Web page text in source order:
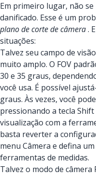
Em primeiro lugar, não
danificado. Esse é um
plano de corte de câmera.
situações:
Talvez seu campo de
muito amplo. O FOV
30 e 35 graus,
você usa. É possível
graus. Às vezes, você
pressionando a tecla
visualização com a
basta reverter a
menu Câmera e defina
ferramentas de medidas.
Talvez o modo de câmera